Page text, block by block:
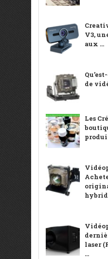
V3,
aux ...
de
Les
laser
...